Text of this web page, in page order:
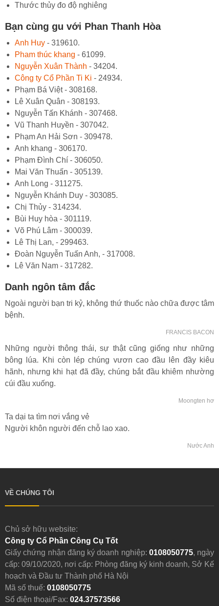
Thước thủy đo độ nghiêng
Bạn cùng gu với Phan Thanh Hòa
Anh Huy - 319610.
Pham thúc khang - 61099.
Nguyễn Xuân Thành - 34204.
Công ty Cổ Phần Ti Ki - 24934.
Phạm Bá Việt - 308168.
Lê Xuân Quân - 308193.
Nguyễn Tấn Khánh - 307468.
Vũ Thanh Huyền - 307042.
Phạm An Hải Sơn - 309478.
Anh khang - 306170.
Phạm Đình Chí - 306050.
Mai Văn Thuấn - 305139.
Anh Long - 311275.
Nguyễn Khánh Duy - 303085.
Chị Thủy - 314234.
Bùi Huy hòa - 301119.
Võ Phú Lâm - 300039.
Lê Thị Lan, - 299463.
Đoàn Nguyễn Tuấn Anh, - 317008.
Lê Văn Nam - 317282.
Danh ngôn tâm đắc
Ngoài người bạn tri kỷ, không thứ thuốc nào chữa được tâm
bệnh.
FRANCIS BACON
Những người thông thái, sự thật cũng giống như những
bông lúa. Khi còn lép chúng vươn cao đầu lên đầy kiêu
hãnh, nhưng khi hạt đã đầy, chúng bắt đầu khiêm nhường
cúi đầu xuống.
Moongten hơ
Ta dại ta tìm nơi vắng vẻ
Người khôn người đến chỗ lao xao.
Nước Anh
VỀ CHÚNG TÔI
Chủ sở hữu website:
Công ty Cổ Phần Công Cụ Tốt
Giấy chứng nhận đăng ký doanh nghiệp: 0108050775, ngày
cấp: 09/10/2020, nơi cấp: Phòng đăng ký kinh doanh, Sở Kế
hoạch và Đầu tư Thành phố Hà Nội
Mã số thuế: 0108050775
Số điện thoại/Fax: 024.37573566